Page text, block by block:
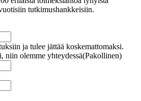
tutkimushankkeisiin.
ja tulee jättää koskemattomaksi.
niin olemme yhteydessä(Pakollinen)